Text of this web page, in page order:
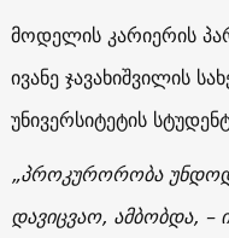
მოდელის კარიერის
ივანე ჯავახიშვილის
უნივერსიტეტის
„პროკურორობა
დავიცვაო, ამბობდა, –